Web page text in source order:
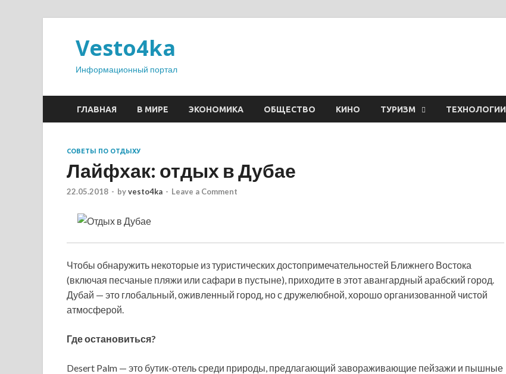
Vesto4ka
Информационный портал
ГЛАВНАЯ В МИРЕ ЭКОНОМИКА ОБЩЕСТВО КИНО ТУРИЗМ ТЕХНОЛОГИИ
СОВЕТЫ ПО ОТДЫХУ
Лайфхак: отдых в Дубае
22.05.2018 - byvesto4ka - Leave a Comment
Чтобы обнаружить некоторые из туристических достопримечательностей Ближнего Востока
(включая песчаные пляжи или сафари в пустыне), приходите в этот авангардный арабский город.
Дубай — это глобальный, оживленный город, но с дружелюбной, хорошо организованной чистой
атмосферой.
Где остановиться?
Desert Palm — это бутик-отель среди природы, предлагающий завораживающие пейзажи и пышные